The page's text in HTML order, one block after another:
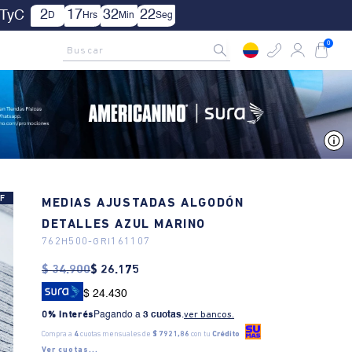
D 17 Hrs 32Min 21Seg
Rastrea tu pedido aquí
Buscar 0
MEDIAS AJUSTADAS ALGODÓN
DETALLES AZUL MARINO
762H500- GRI161107
$ 34.900$ 26.175
$ 24.430
0% Interés Pagando a3 cuotas.ver bancos.
Compra a 4cuotas mensuales de $ 7921,86 con tuCrédito